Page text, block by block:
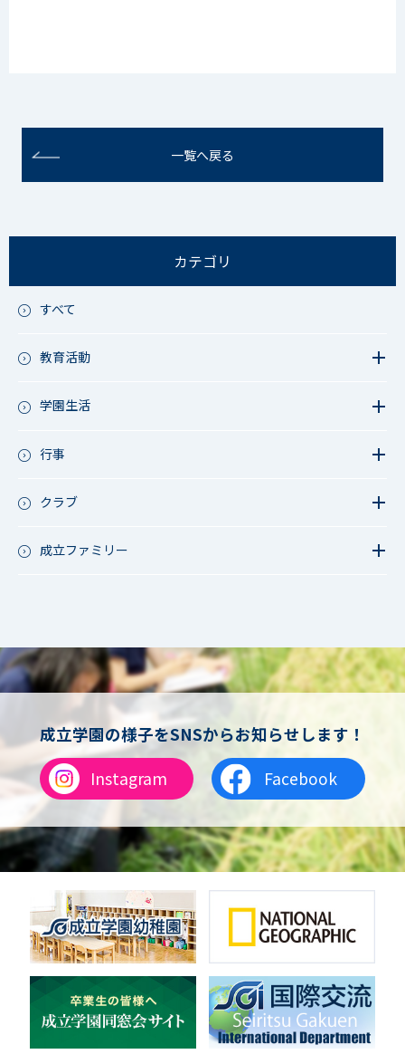
一覧へ戻る
カテゴリ
すべて
教育活動
教育活動（高校）
アース・プロジェクト
学園生活
今日の1枚～ｸﾗｽ&ｸﾗﾌﾞ編～
行事
成立祭（文化祭）
クラブ
軟式野球
女子バスケットボール
男女バスケットボール（中学）
男子バドミントン
女子バドミントン
チアリーディング
総合格闘技
合気道
女子テニス
男子バレーボール
体操
ダンス
英会話
音楽（コーラス）
地域ボランティア
美術
マルチメディア
ライフワーク
新日本芸能
成立ファミリー
成立学園の様子をSNSからお知らせします！
Instagram
Facebook